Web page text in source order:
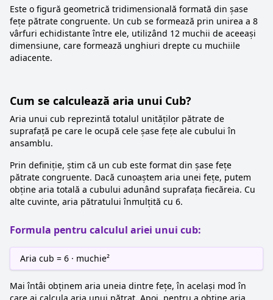
Este o figură geometrică tridimensională formată din șase
fețe pătrate congruente. Un cub se formează prin unirea a 8
vârfuri echidistante între ele, utilizând 12 muchii de aceeași
dimensiune, care formează unghiuri drepte cu muchiile
adiacente.
Cum se calculează aria unui Cub?
Aria unui cub reprezintă totalul unităților pătrate de
suprafață pe care le ocupă cele șase fețe ale cubului în
ansamblu.
Prin definiție, știm că un cub este format din șase fețe
pătrate congruente. Dacă cunoaștem aria unei fețe, putem
obține aria totală a cubului adunând suprafața fiecăreia. Cu
alte cuvinte, aria pătratului înmulțită cu 6.
Formula pentru calculul ariei unui cub:
Aria cub = 6 · muchie²
Mai întâi obținem aria uneia dintre fețe, în același mod în